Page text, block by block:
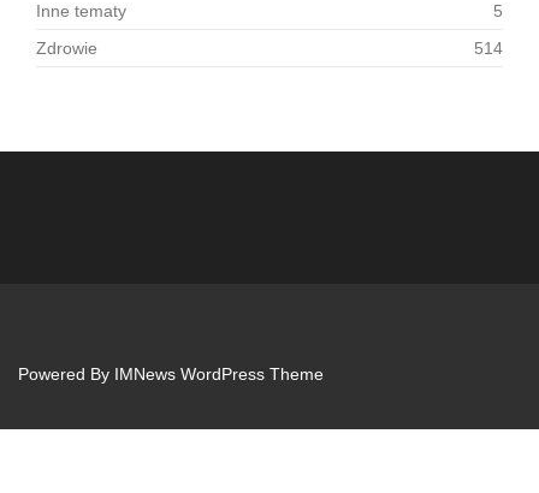
Inne tematy
5
Zdrowie
514
Powered By IMNews WordPress Theme